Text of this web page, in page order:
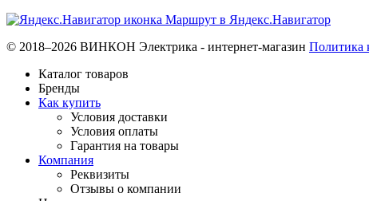
Маршрут в Яндекс.Навигатор
© 2018–2026 ВИНКОН Электрика - интернет-магазин Политика
Каталог товаров
Бренды
Как купить
Условия доставки
Условия оплаты
Гарантия на товары
Компания
Реквизиты
Отзывы о компании